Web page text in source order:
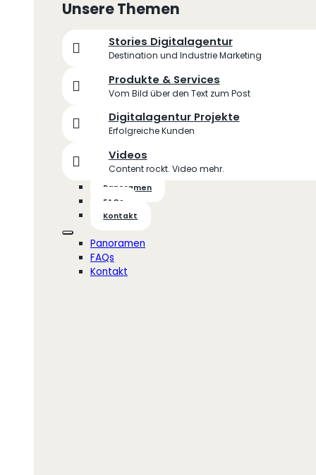
Unsere Themen
Stories Digitalagentur
Destination und Industrie Marketing
Produkte & Services
Vom Bild über den Text zum Post
Digitalagentur Projekte
Erfolgreiche Kunden
Videos
Content rockt. Video mehr.
Panoramen
FAQs
Kontakt
Panoramen
FAQs
Kontakt